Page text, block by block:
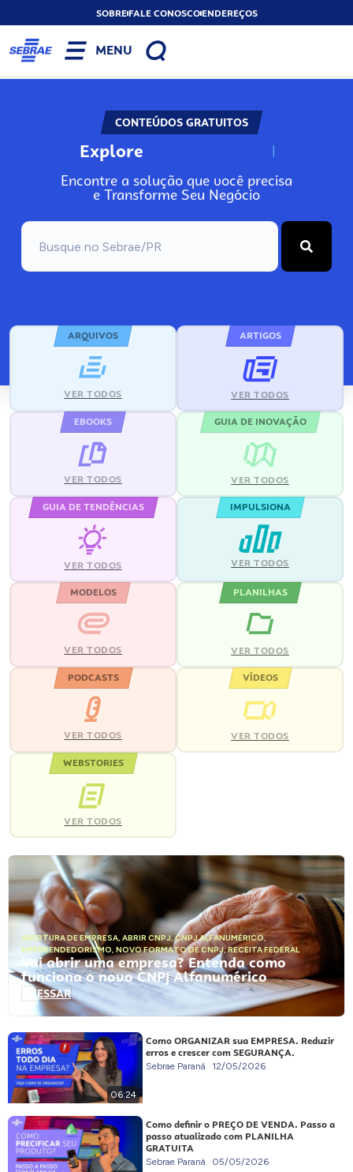
SOBREFALE CONOSCOENDEREÇOS
MENU
CONTEÚDOS GRATUITOS
Explore N
Encontre a solução que você precisa
e Transforme Seu Negócio
ARQUIVOS
VER TODOS
ARTIGOS
VER TODOS
EBOOKS
VER TODOS
GUIA DE INOVAÇÃO
VER TODOS
GUIA DE TENDÊNCIAS
VER TODOS
IMPULSIONA
VER TODOS
MODELOS
VER TODOS
PLANILHAS
VER TODOS
PODCASTS
VER TODOS
VÍDEOS
VER TODOS
WEBSTORIES
VER TODOS
ABERTURA DE EMPRESA, ABRIR CNPJ,CNPJ ALFANUMÉRICO,
EMPREENDEDORISMO, NOVO FORMATO DE CNPJ,RECEITA FEDERAL
Vai abrir uma empresa? Entenda como
funciona o novo CNPJ Alfanumérico
ACESSAR
06:24
Como ORGANIZAR sua EMPRESA. Reduzir
erros e crescer com SEGURANÇA.
Sebrae Paraná 12/05/2026
Como definir o PREÇO DE VENDA. Passo a
passo atualizado com PLANILHA
GRATUITA
Sebrae Paraná 05/05/2026